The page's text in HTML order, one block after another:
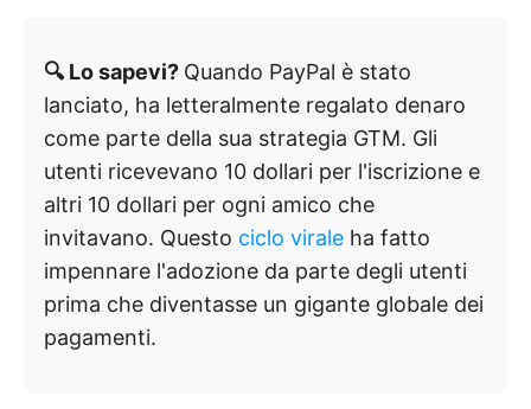
🔍 Lo sapevi? Quando PayPal è stato
lanciato, ha letteralmente regalato denaro
come parte della sua strategia GTM. Gli
utenti ricevevano 10 dollari per l'iscrizione e
altri 10 dollari per ogni amico che
invitavano. Questo ciclo virale ha fatto
impennare l'adozione da parte degli utenti
prima che diventasse un gigante globale dei
pagamenti.